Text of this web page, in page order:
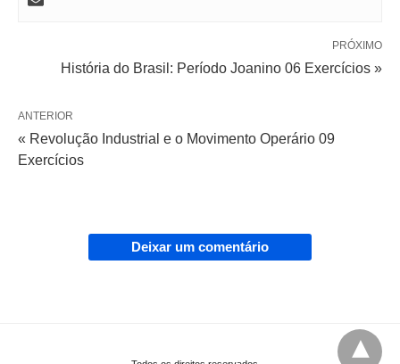
PRÓXIMO
História do Brasil: Período Joanino 06 Exercícios »
ANTERIOR
« Revolução Industrial e o Movimento Operário 09
Exercícios
Deixar um comentário